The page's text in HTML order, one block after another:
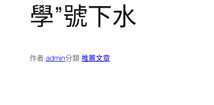
學”號下水
作者:admin分類:推薦文章